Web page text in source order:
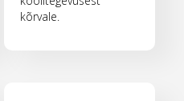
kõrvale.